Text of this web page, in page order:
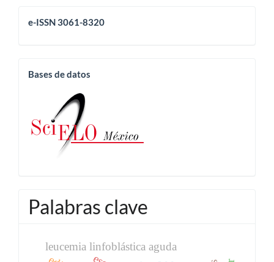
eissn
e-ISSN 3061-8320
base
Bases de datos
Palabras clave
leucemia linfoblástica aguda